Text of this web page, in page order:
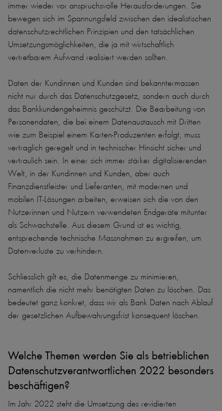
immer wieder vor anspruchsvolle Herausforderungen. Sie
bewegen sich im Spannungsfeld zwischen den idealistischen
datenschutzrechtlichen Prinzipien und den tatsächlichen
Umsetzungsmöglichkeiten, die ja mit wirtschaftlich
vertretbarem Aufwand realisiert werden sollten.
Daten der Kundinnen und Kunden sind bekanntermassen
nicht nur durch das Datenschutzgesetz, sondern auch durch
das Bankkundengeheimnis geschützt. Die Bearbeitung von
Personendaten, die bei einem Datenaustausch mit Dritten
wie zum Beispiel einem Karten-Produzenten erfolgt, muss
vertraglich geregelt und in technischer Hinsicht sicher und
vertraulich sein. In einer sich immer stärker digitalisierenden
Welt, in der Kundinnen und Kunden, aber auch
Finanzdienstleister und Lieferanten, mit modernen und
mobilen IT-Lösungen arbeiten, erweisen sich die von den
Nutzerinnen und Nutzern verwendeten Endgeräte mitunter
als Schwachstelle. Aus diesem Grund ist es wichtig,
entsprechende technische Massnahmen zu ergreifen, um
Datenverluste zu verhindern.
Schliesslich gilt es, die Datenmenge zu minimieren,
namentlich die nicht mehr benötigten Daten zu löschen. Das
bedeutet ganz konkret, dass wir als Bank Daten nach Ablauf
der gesetzlichen Aufbewahrungsfrist konsequent löschen.
Welche Themen werden Sie als betrieblichen
Datenschutzverantwortlichen 2022 besonders
beschäftigen?
Im Jahr 2022 steht die Umsetzung des revidierten